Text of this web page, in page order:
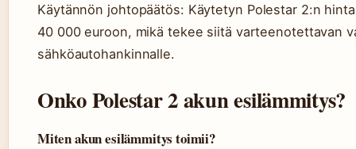
Käytännön johtopäätös: Käytetyn Polestar 2:n
40 000 euroon, mikä tekee siitä varteenotettavan
sähköautohankinnalle.
Onko Polestar 2 akun esilämmitys?
Miten akun esilämmitys toimii?